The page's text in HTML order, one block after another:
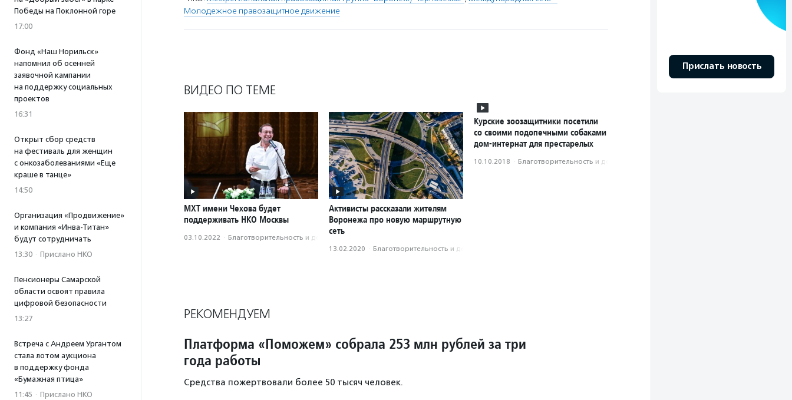
Победы на Поклонной горе
17:00
Фонд «Наш Норильск»
напомнил об осенней
заявочной кампании
на поддержку социальных
проектов
16:31
Открыт сбор средств
на фестиваль для женщин
с онкозаболеваниями «Еще
краше в танце»
14:50
Организация «Продвижение»
и компания «Инва-Титан»
будут сотрудничать
13:30 · Прислано НКО
Пенсионеры Самарской
области освоят правила
цифровой безопасности
13:27
Встреча с Андреем Ургантом
стала лотом аукциона
в поддержку фонда
«Бумажная птица»
11:45 · Прислано НКО
Молодежное правозащитное движение
ВИДЕО ПО ТЕМЕ
МХТ имени Чехова будет
поддерживать НКО Москвы
03.10.2022 · Благотвори­тель­ность и доброволь­чест­во
Активисты рассказали жителям
Воронежа про новую маршрутную
сеть
13.02.2020 · Благотвори­тель­ность и доброволь­чест­во
Курские зоозащитники посетили
со своими подопечными собаками
дом-интернат для престарелых
10.10.2018 · Благотвори­тель­ность и доброволь­чест­во
РЕКОМЕНДУЕМ
Платформа «Поможем» собрала 253 млн рублей за три
года работы
Средства пожертвовали более 50 тысяч человек.
Прислать новость